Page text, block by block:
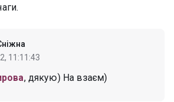
11:11:43
, дякую) На взаєм)